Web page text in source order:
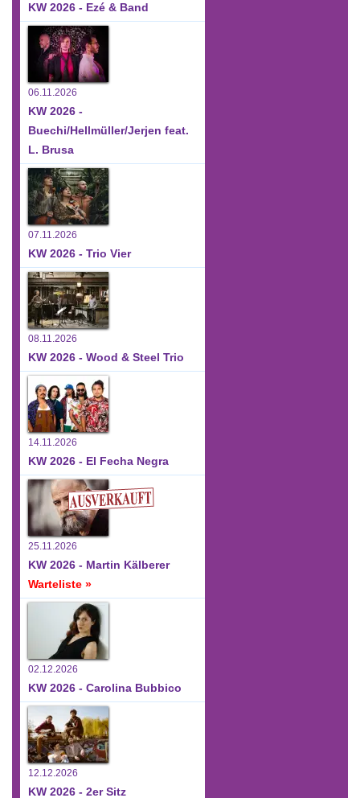
KW 2026 - Ezé & Band
06.11.2026
KW 2026 -
Buechi/Hellmüller/Jerjen feat.
L. Brusa
07.11.2026
KW 2026 - Trio Vier
08.11.2026
KW 2026 - Wood & Steel Trio
14.11.2026
KW 2026 - El Fecha Negra
25.11.2026
KW 2026 - Martin Kälberer
Warteliste »
02.12.2026
KW 2026 - Carolina Bubbico
12.12.2026
KW 2026 - 2er Sitz